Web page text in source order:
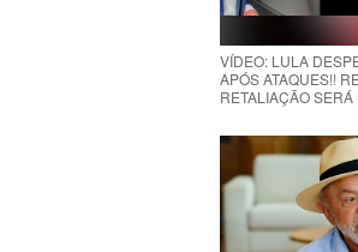
VÍDEO: LULA
APÓS ATAQUES!!
RETALIAÇÃO SERÁ